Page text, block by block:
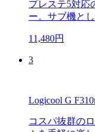
プレステ5対応
ー。サブ機とし
11,480円
3
Logicool G
コスパ抜群の